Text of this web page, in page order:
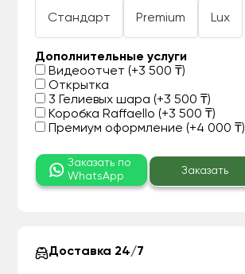
Стандарт Premium Lux
Дополнительные услуги
Видеоотчет (+3 500 ₸)
Открытка
3 Гелиевых шара (+3 500 ₸)
Коробка Raffaello (+3 500 ₸)
Премиум оформление (+4 000 ₸)
Заказать по
WhatsApp
Заказать
Доставка 24/7